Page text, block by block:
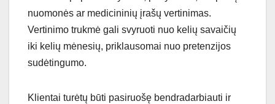
nuomonės ar medicininių įrašų vertinimas.
Vertinimo trukmė gali svyruoti nuo kelių savaičių
iki kelių mėnesių, priklausomai nuo pretenzijos
sudėtingumo.
Klientai turėtų būti pasiruošę bendradarbiauti ir